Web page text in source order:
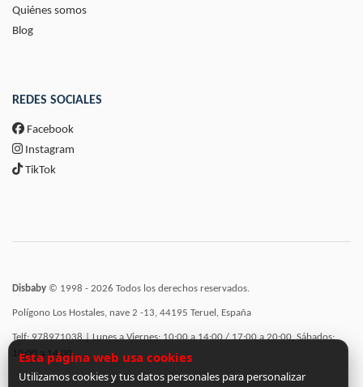
Quiénes somos
Blog
REDES SOCIALES
Facebook
Instagram
TikTok
Disbaby © 1998 - 2026 Todos los derechos reservados.
Polígono Los Hostales, nave 2 -13, 44195 Teruel, España
Telf: 978971038 | Lunes a Viernes: 10:00 a 14:00 / 17:00 a 20:00, Sábados:
10:00 a 14:00
Esta página web usa cookies
Utilizamos cookies y tus datos personales para personalizar